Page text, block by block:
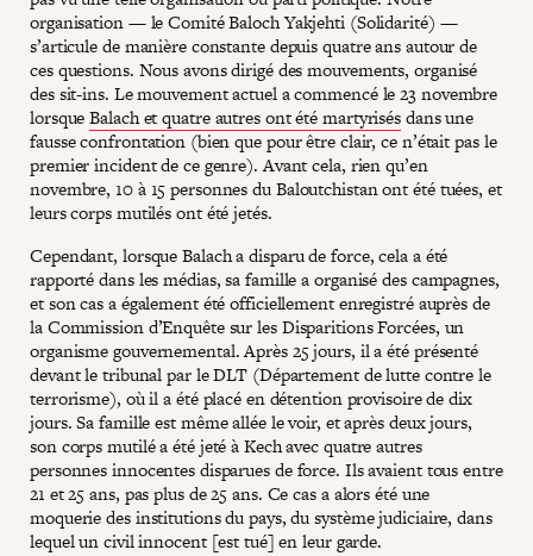
organisation — le Comité Baloch Yakjehti (Solidarité) —
s’articule de manière constante depuis quatre ans autour de
ces questions. Nous avons dirigé des mouvements, organisé
des sit-ins. Le mouvement actuel a commencé le 23 novembre
lorsqueBalach et quatre autres ont été martyrisésdans une
fausse confrontation (bien que pour être clair, ce n’était pas le
premier incident de ce genre). Avant cela, rien qu’en
novembre, 10 à 15 personnes du Baloutchistan ont été tuées, et
leurs corps mutilés ont été jetés.
Cependant, lorsque Balach a disparu de force, cela a été
rapporté dans les médias, sa famille a organisé des campagnes,
et son cas a également été officiellement enregistré auprès de
la Commission d’Enquête sur les Disparitions Forcées, un
organisme gouvernemental. Après 25 jours, il a été présenté
devant le tribunal par le DLT (Département de lutte contre le
terrorisme), où il a été placé en détention provisoire de dix
jours. Sa famille est même allée le voir, et après deux jours,
son corps mutilé a été jeté à Kech avec quatre autres
personnes innocentes disparues de force. Ils avaient tous entre
21 et 25 ans, pas plus de 25 ans. Ce cas a alors été une
moquerie des institutions du pays, du système judiciaire, dans
lequel un civil innocent [est tué] en leur garde.